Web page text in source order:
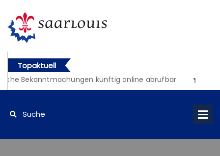
Topaktuell
Bekanntmachungen künftig online abrufbar